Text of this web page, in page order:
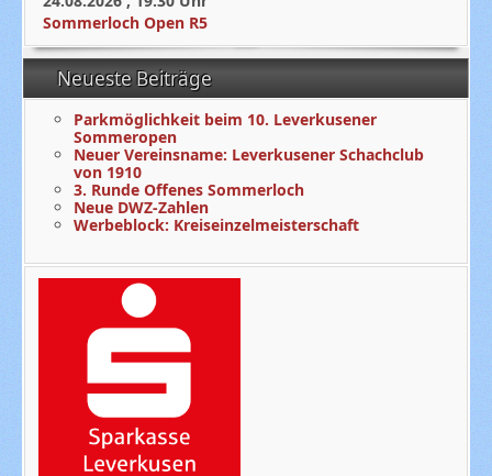
Sommerloch Open R5
Neueste Beiträge
Parkmöglichkeit beim 10. Leverkusener
Sommeropen
Neuer Vereinsname: Leverkusener Schachclub
von 1910
3. Runde Offenes Sommerloch
Neue DWZ-Zahlen
Werbeblock: Kreiseinzelmeisterschaft